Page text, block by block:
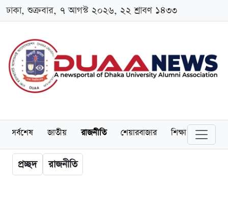
ঢাকা, শুক্রবার, ৭ আগস্ট ২০২৬, ২২ শ্রাবণ ১৪৩৩
সর্বশেষ জাতীয় রাজনীতি শেয়ারবাজার শিক্ষা
প্রচ্ছদ রাজনীতি